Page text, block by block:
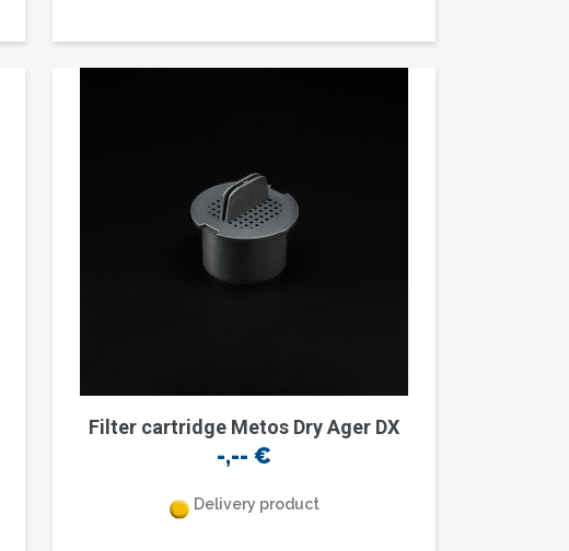
Filter cartridge Metos Dry Ager DX
-,-- €
Delivery product